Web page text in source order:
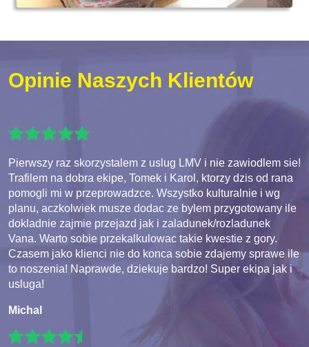
Opinie Naszych Klientów
Pierwszy raz skorzystalem z uslug LMV i nie zawiodlem sie!
Trafilem na dobra ekipe, Tomek i Karol, ktorzy dzis od rana
pomogli mi w przeprowadzce. Wszystko kulturalnie i wg
planu, aczkolwiek musze dodac ze bylem przygotowany ile
dokladnie zajmie przejazd jak i zaladunek/rozladunek
Vana. Warto sobie przekalkulowac takie kwestie z gory.
Czasem jako klienci nie do konca sobie zdajemy sprawe ile
to noszenia! Naprawde, dziekuje bardzo! Super ekipa jak i
usluga!
Michal